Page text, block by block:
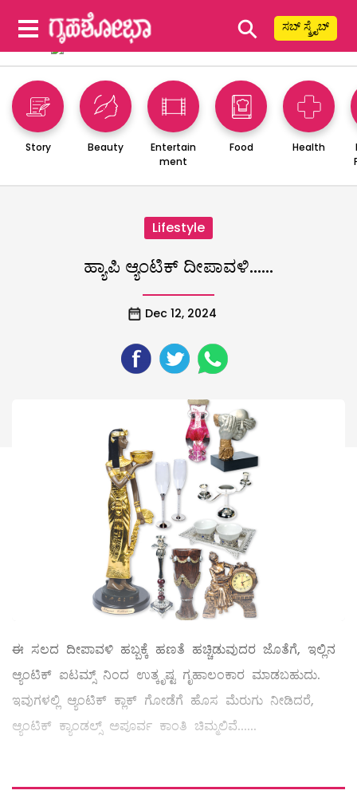
⚲ ಸಬ್ ಸ್ಕ್ರೈಬ್
Story Beauty
Entertain
ment
Food Health
Lifestyle
ಹ್ಯಾಪಿ ಆ್ಯಂಟಿಕ್ ದೀಪಾವಳಿ……
Dec 12, 2024
ಈ ಸಲದ ದೀಪಾವಳಿ ಹಬ್ಬಕ್ಕೆ ಹಣತೆ ಹಚ್ಚಿಡುವುದರ ಜೊತೆಗೆ, ಇಲ್ಲಿನ
ಆ್ಯಂಟಿಕ್‌ ಐಟಮ್ಸ್ ನಿಂದ ಉತ್ಕೃಷ್ಟ ಗೃಹಾಲಂಕಾರ ಮಾಡಬಹುದು.
ಇವುಗಳಲ್ಲಿ ಆ್ಯಂಟಿಕ್‌ ಕ್ಲಾಕ್‌ ಗೋಡೆಗೆ ಹೊಸ ಮೆರುಗು ನೀಡಿದರೆ,
ಆ್ಯಂಟಿಕ್‌ ಕ್ಯಾಂಡಲ್ಸ್ ಅಪೂರ್ವ ಕಾಂತಿ ಚಿಮ್ಮಲಿವೆ......